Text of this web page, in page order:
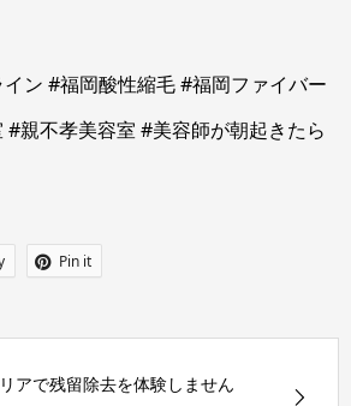
ン #福岡酸性縮毛 #福岡ファイバー
親不孝美容室 #美容師が朝起きたら
Pin it
アで残留除去を体験しません